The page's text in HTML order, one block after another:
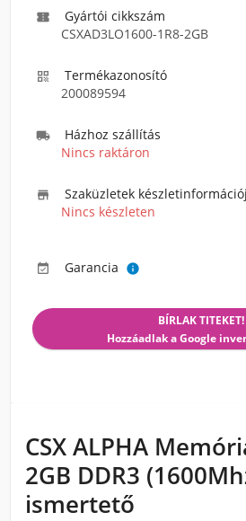

Gyártói cikkszám
CSXAD3LO1600-1R8-2GB

Termékazonosító
200089594

Házhoz szállítás
Nincs raktáron

Szaküzletek
Nincs készleten
 Garancia 
BÍRLAK TITEKET!
Hozzáadlak a Google
CSX ALPHA
2GB DDR3
ismertető